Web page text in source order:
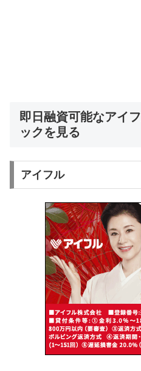
即日融資可能なアイ
ックを見る
アイフル